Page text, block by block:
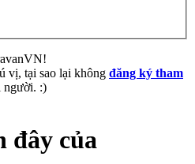
vị, tại sao lại không đăng ký tham
người. :)
đây của